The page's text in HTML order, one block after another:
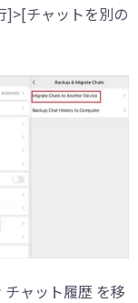
チャットを別の
ャット履歴 を移